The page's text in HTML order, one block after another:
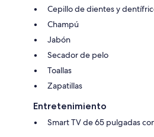
Cepillo de dientes y
Champú
Jabón
Secador de pelo
Toallas
Zapatillas
Entretenimiento
Smart TV de 65 pulgadas